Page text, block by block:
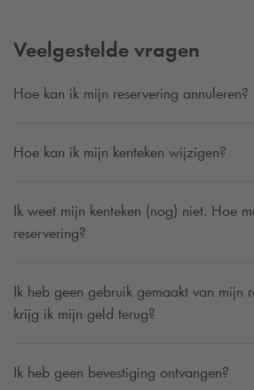
Veelgestelde vragen
Hoe kan ik mijn reservering annuleren?
Hoe kan ik mijn kenteken wijzigen?
Ik weet mijn kenteken (nog) niet. Hoe
reservering?
Ik heb geen gebruik gemaakt van mijn
krijg ik mijn geld terug?
Ik heb geen bevestiging ontvangen?